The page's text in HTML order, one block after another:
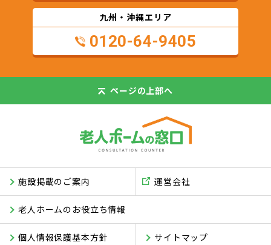
九州・沖縄エリア
0120-64-9405
ページの 上部へ
施設掲載のご案内
老人ホームのお役立ち情報
サイトマップ
運営会社
個人情報保護基本方針